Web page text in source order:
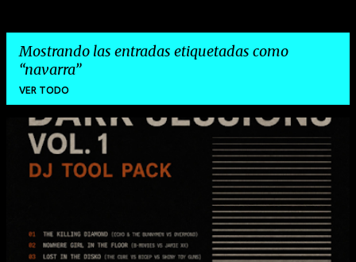
Mostrando las entradas etiquetadas como
navarra
VER TODO